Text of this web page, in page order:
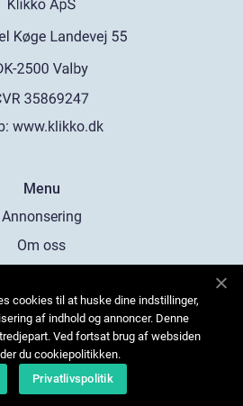
www.klikko.dk
Menu
Annonsering
Om oss
Kontakta oss
Sitemap
cookies til at huske dine indstillinger,
af indhold og annoncer. Denne
Ved fortsat brug af websiden
du cookiepolitikken.
Privatlivspolitik